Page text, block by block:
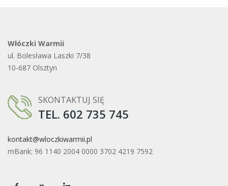
Włóczki Warmii
ul. Bolesława Laszki 7/38
10-687 Olsztyn
SKONTAKTUJ SIĘ
TEL. 602 735 745
kontakt@wloczkiwarmii.pl
mBank: 96 1140 2004 0000 3702 4219 7592